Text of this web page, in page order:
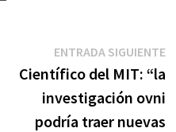
ENTRADA SIGUIENTE
Científico del MIT: “la
investigación ovni
podría traer nuevas